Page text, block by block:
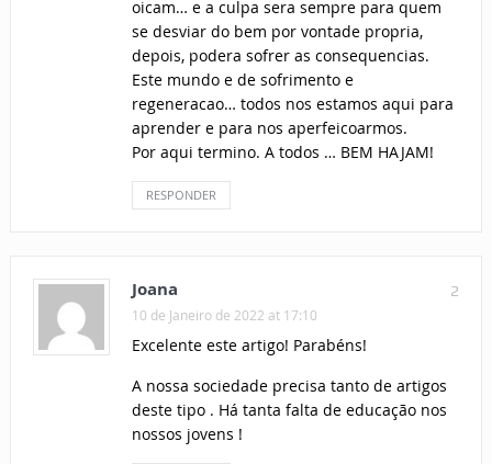
oicam… e a culpa sera sempre para quem
se desviar do bem por vontade propria,
depois, podera sofrer as consequencias.
Este mundo e de sofrimento e
regeneracao… todos nos estamos aqui para
aprender e para nos aperfeicoarmos.
Por aqui termino. A todos … BEM HAJAM!
RESPONDER
2
Joana
10 de Janeiro de 2022 at 17:10
Excelente este artigo! Parabéns!
A nossa sociedade precisa tanto de artigos
deste tipo . Há tanta falta de educação nos
nossos jovens !